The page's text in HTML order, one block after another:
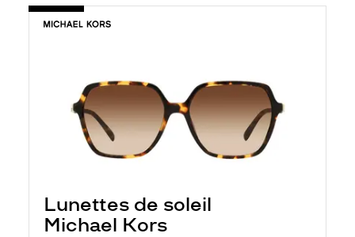
Lunettes de soleil
Michael Kors